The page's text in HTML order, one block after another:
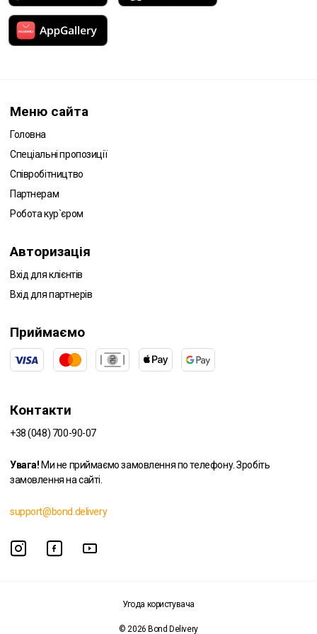
Меню сайта
Головна
Спеціальні пропозиції
Співробітництво
Партнерам
Робота кур`єром
Авторизація
Вхід для клієнтів
Вхід для партнерів
Приймаємо
Контакти
+38 (048) 700-90-07
Увага! Ми не приймаємо замовлення по телефону. Зробіть
замовлення на сайті.
support@bond.delivery
Угода користувача
© 2026 Bond Delivery